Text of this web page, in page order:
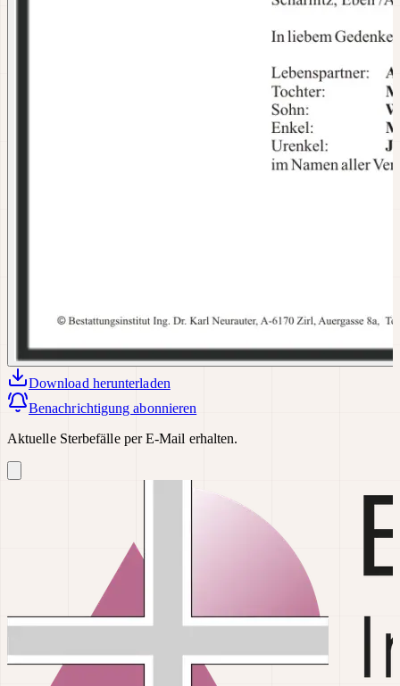
Download herunterladen
Benachrichtigung abonnieren
Aktuelle Sterbefälle per E-Mail erhalten.